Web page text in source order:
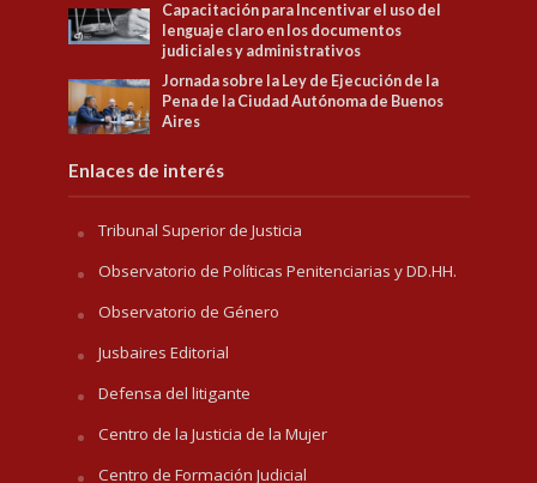
Capacitación para Incentivar el uso del
lenguaje claro en los documentos
judiciales y administrativos
Jornada sobre la Ley de Ejecución de la
Pena de la Ciudad Autónoma de Buenos
Aires
Enlaces de interés
Tribunal Superior de Justicia
Observatorio de Políticas Penitenciarias y DD.HH.
Observatorio de Género
Jusbaires Editorial
Defensa del litigante
Centro de la Justicia de la Mujer
Centro de Formación Judicial